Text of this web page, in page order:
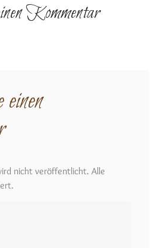
Kommentar
nicht veröffentlicht. Alle